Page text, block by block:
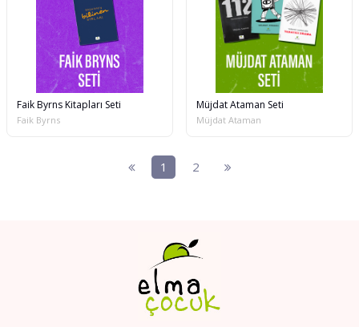
Faik Byrns Kitapları Seti
Faik Byrns
Müjdat Ataman Seti
Müjdat Ataman
1 2